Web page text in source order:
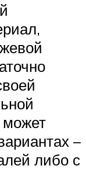
может
–
либо с